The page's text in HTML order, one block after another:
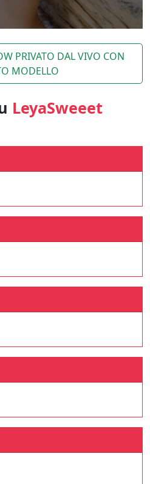
PRIVATO DAL VIVO CON
MODELLO
LeyaSweeet